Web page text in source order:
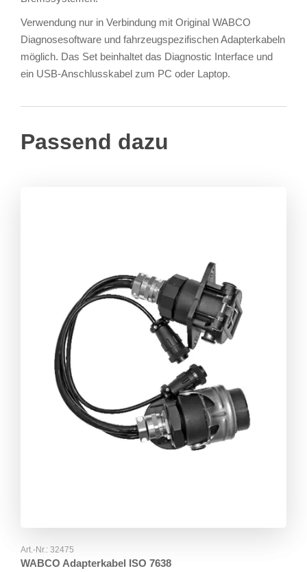
Verwendung nur in Verbindung mit Original WABCO
Diagnosesoftware und fahrzeugspezifischen Adapterkabeln
möglich. Das Set beinhaltet das Diagnostic Interface und
ein USB-Anschlusskabel zum PC oder Laptop.
Passend dazu
Art.-Nr.: 32475
WABCO Adapterkabel ISO 7638